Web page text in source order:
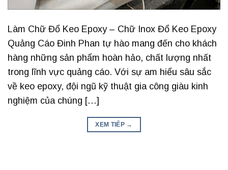
Làm Chữ Đổ Keo Epoxy – Chữ Inox Đổ Keo Epoxy
Quảng Cáo Đinh Phan tự hào mang đến cho khách
hàng những sản phẩm hoàn hảo, chất lượng nhất
trong lĩnh vực quảng cáo. Với sự am hiểu sâu sắc
về keo epoxy, đội ngũ kỹ thuật gia công giàu kinh
nghiệm của chúng […]
XEM TIẾP →